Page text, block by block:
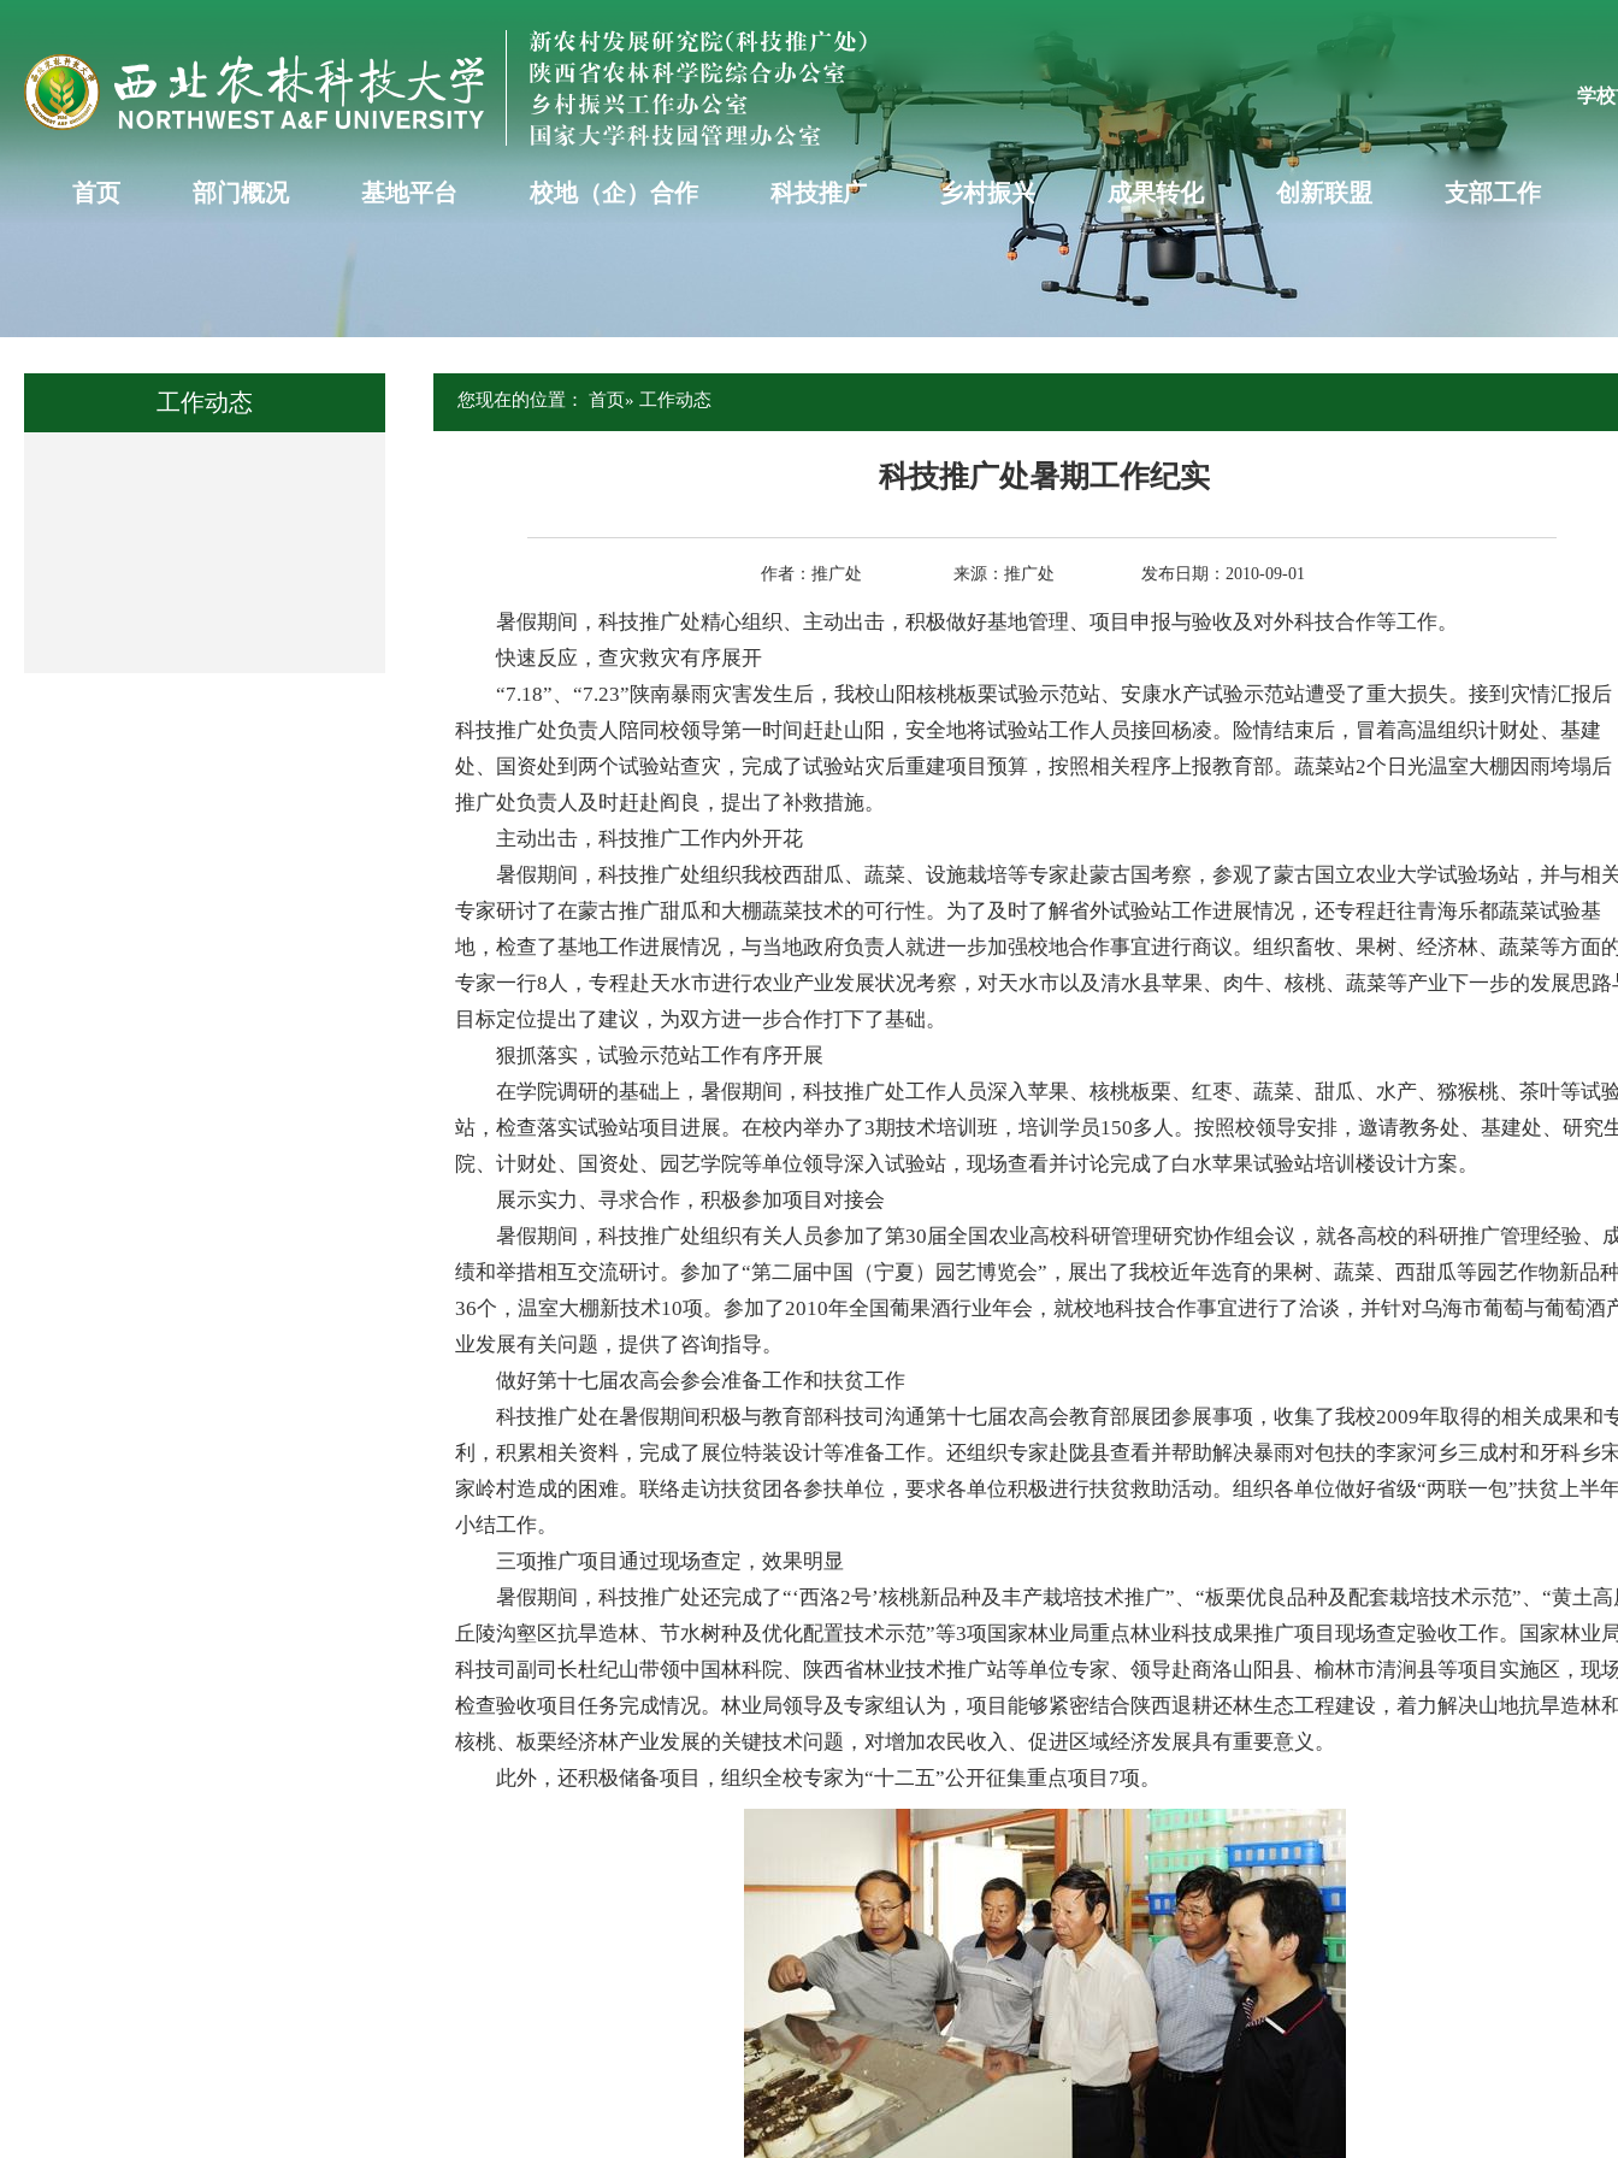
学
首页 部门概况 基地平台 校地（企）合作 科技推广 乡村振兴 成果转化 创新联盟 支部工作
工作动态 您现在的位置： 首页» 工作动态
科技推广处暑期工作纪实
作者：推广处 来源：推广处 发布日期：2010-09-01
暑假期间，科技推广处精心组织、主动出击，积极做好基地管理、项目申报与验收及对外科技合作等工作。
快速反应，查灾救灾有序展开
“7.18”、“7.23”陕南暴雨灾害发生后，我校山阳核桃板栗试验示范站、安康水产试验示范站遭受了重大损失。接到灾情汇报后
科技推广处负责人陪同校领导第一时间赶赴山阳，安全地将试验站工作人员接回杨凌。险情结束后，冒着高温组织计财处、基建
处、国资处到两个试验站查灾，完成了试验站灾后重建项目预算，按照相关程序上报教育部。蔬菜站2个日光温室大棚因雨垮塌后
推广处负责人及时赶赴阎良，提出了补救措施。
主动出击，科技推广工作内外开花
暑假期间，科技推广处组织我校西甜瓜、蔬菜、设施栽培等专家赴蒙古国考察，参观了蒙古国立农业大学试验场站，并与相
专家研讨了在蒙古推广甜瓜和大棚蔬菜技术的可行性。为了及时了解省外试验站工作进展情况，还专程赶往青海乐都蔬菜试验基
地，检查了基地工作进展情况，与当地政府负责人就进一步加强校地合作事宜进行商议。组织畜牧、果树、经济林、蔬菜等方面
专家一行8人，专程赴天水市进行农业产业发展状况考察，对天水市以及清水县苹果、肉牛、核桃、蔬菜等产业下一步的发展思路
目标定位提出了建议，为双方进一步合作打下了基础。
狠抓落实，试验示范站工作有序开展
在学院调研的基础上，暑假期间，科技推广处工作人员深入苹果、核桃板栗、红枣、蔬菜、甜瓜、水产、猕猴桃、茶叶等试
站，检查落实试验站项目进展。在校内举办了3期技术培训班，培训学员150多人。按照校领导安排，邀请教务处、基建处、研究
院、计财处、国资处、园艺学院等单位领导深入试验站，现场查看并讨论完成了白水苹果试验站培训楼设计方案。
展示实力、寻求合作，积极参加项目对接会
暑假期间，科技推广处组织有关人员参加了第30届全国农业高校科研管理研究协作组会议，就各高校的科研推广管理经验、
绩和举措相互交流研讨。参加了“第二届中国（宁夏）园艺博览会”，展出了我校近年选育的果树、蔬菜、西甜瓜等园艺作物新品
36个，温室大棚新技术10项。参加了2010年全国葡果酒行业年会，就校地科技合作事宜进行了洽谈，并针对乌海市葡萄与葡萄酒
业发展有关问题，提供了咨询指导。
做好第十七届农高会参会准备工作和扶贫工作
科技推广处在暑假期间积极与教育部科技司沟通第十七届农高会教育部展团参展事项，收集了我校2009年取得的相关成果和
利，积累相关资料，完成了展位特装设计等准备工作。还组织专家赴陇县查看并帮助解决暴雨对包扶的李家河乡三成村和牙科乡
家岭村造成的困难。联络走访扶贫团各参扶单位，要求各单位积极进行扶贫救助活动。组织各单位做好省级“两联一包”扶贫上半
小结工作。
三项推广项目通过现场查定，效果明显
暑假期间，科技推广处还完成了“‘西洛2号’核桃新品种及丰产栽培技术推广”、“板栗优良品种及配套栽培技术示范”、“黄土高
丘陵沟壑区抗旱造林、节水树种及优化配置技术示范”等3项国家林业局重点林业科技成果推广项目现场查定验收工作。国家林业
科技司副司长杜纪山带领中国林科院、陕西省林业技术推广站等单位专家、领导赴商洛山阳县、榆林市清涧县等项目实施区，现
检查验收项目任务完成情况。林业局领导及专家组认为，项目能够紧密结合陕西退耕还林生态工程建设，着力解决山地抗旱造林
核桃、板栗经济林产业发展的关键技术问题，对增加农民收入、促进区域经济发展具有重要意义。
此外，还积极储备项目，组织全校专家为“十二五”公开征集重点项目7项。